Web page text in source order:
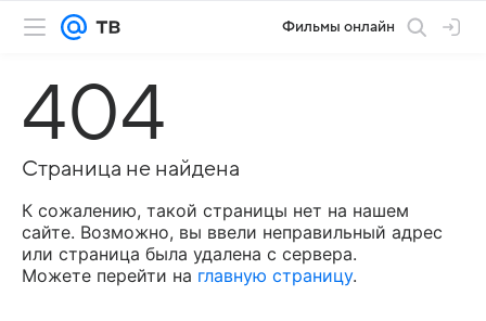
Фильмы онлайн
404
Страница не найдена
К сожалению, такой страницы нет на нашем
сайте. Возможно, вы ввели неправильный адрес
или страница была удалена с сервера.
Можете перейти на главную страницу.